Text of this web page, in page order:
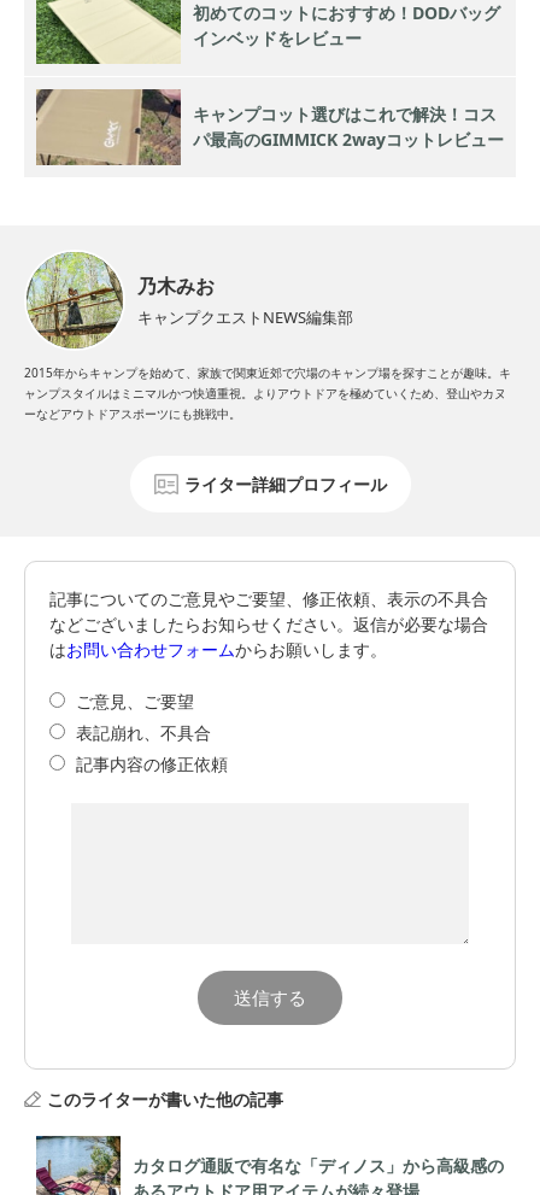
初めてのコットにおすすめ！DODバッグ
インベッドをレビュー
キャンプコット選びはこれで解決！コス
パ最高のGIMMICK 2wayコットレビュー
乃木みお
キャンプクエストNEWS編集部
2015年からキャンプを始めて、家族で関東近郊で穴場のキャンプ場を探すことが趣味。キ
ャンプスタイルはミニマルかつ快適重視。よりアウトドアを極めていくため、登山やカヌ
ーなどアウトドアスポーツにも挑戦中。
ライター詳細プロフィール
記事についてのご意見やご要望、修正依頼、表示の不具合
などございましたらお知らせください。返信が必要な場合
はお問い合わせフォームからお願いします。
ご意見、ご要望
表記崩れ、不具合
記事内容の修正依頼
このライターが書いた他の記事
カタログ通販で有名な「ディノス」から高級感の